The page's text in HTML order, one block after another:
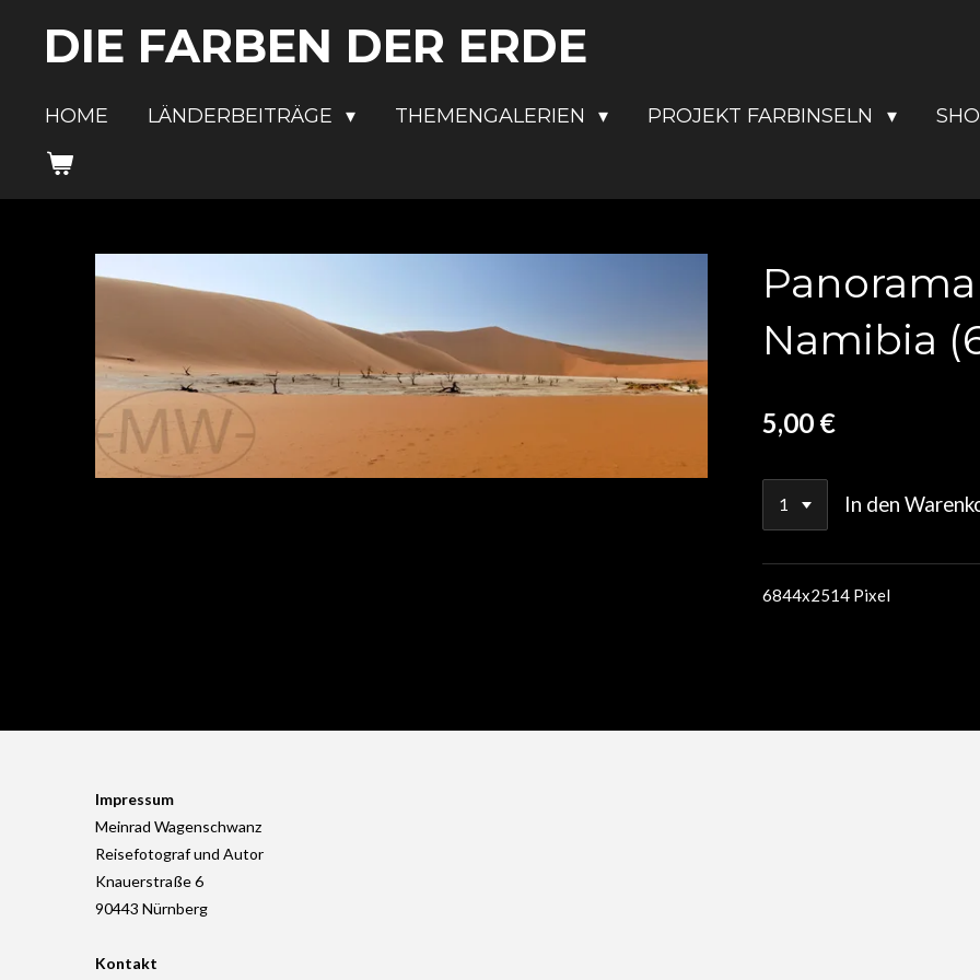
Hauptinhalt
DIE FARBEN DER ERDE
HOME LÄNDERBEITRÄGE THEMENGALERIEN PROJEKT FARBINSELN
Namibia
5,00 €
In den
6844x2514 Pixel
Impressum
Meinrad Wagenschwanz
Reisefotograf und Autor
Knauerstraße 6
90443 Nürnberg
Kontakt